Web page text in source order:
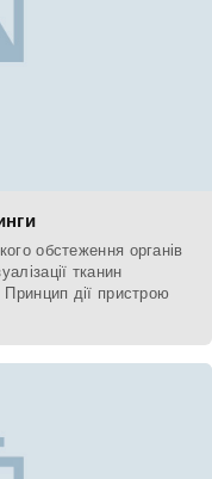
обстеження органів
тканин
Принцип дії пристрою